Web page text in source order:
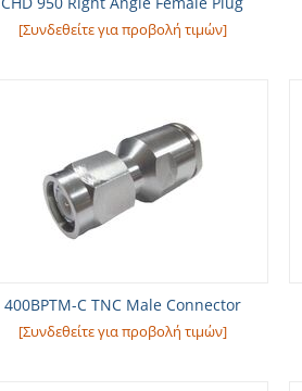
[Συνδεθείτε για προβολή τιμών]
400BPTM-C TNC Male Connector
[Συνδεθείτε για προβολή τιμών]